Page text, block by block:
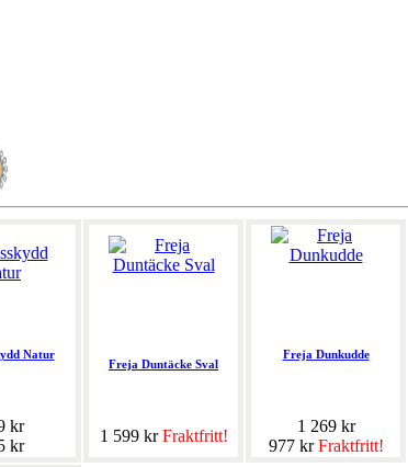
Natur
kr
kr
Freja Duntäcke Sval
1 599 krFraktfritt!
Freja Dunkudde
1 269 kr
977 krFraktfritt!